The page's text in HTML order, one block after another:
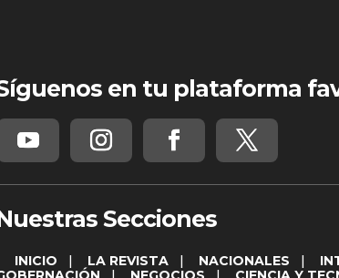
en tu plataforma
Secciones
INICIO | LA REVISTA| NACIONALES |